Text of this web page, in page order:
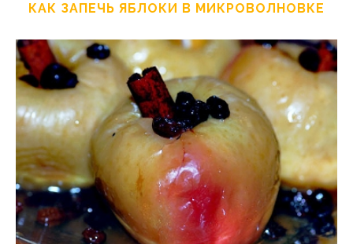
КАК ЗАПЕЧЬ ЯБЛОКИ В МИКРОВОЛНОВКЕ